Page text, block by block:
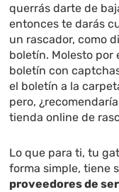
querrás darte de
entonces te darás
un rascador, como
boletín. Molesto por
boletín con
el boletín a la
pero,
tienda online de
Lo que para ti, tu
forma simple, tiene
proveedores de